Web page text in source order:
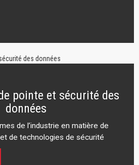
pointe et sécurité des
données
de l’industrie en matière de
de technologies de sécurité